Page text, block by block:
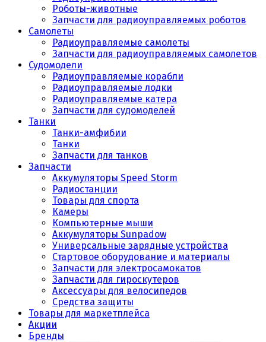
Роботы-животные
Запчасти для радиоуправляемых роботов
Самолеты
Радиоуправляемые самолеты
Запчасти для радиоуправляемых самолетов
Судомодели
Радиоуправляемые корабли
Радиоуправляемые лодки
Радиоуправляемые катера
Запчасти для судомоделей
Танки
Танки-амфибии
Танки
Запчасти для танков
Запчасти
Аккумуляторы Speed Storm
Радиостанции
Товары для спорта
Камеры
Компьютерные мыши
Аккумуляторы Sunpadow
Универсальные зарядные устройства
Стартовое оборудование и материалы
Запчасти для электросамокатов
Запчасти для гироскутеров
Аксессуары для велосипедов
Средства защиты
Товары для маркетплейса
Акции
Бренды